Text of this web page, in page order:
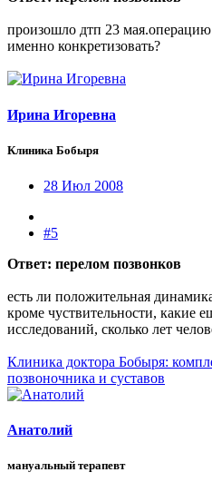
произошло дтп 23
именно конкретизовать?
Ирина Игоревна
Клиника Бобыря
28 Июл 2008
#5
Ответ: перелом позвонков
есть ли положительная
кроме чуствительности, какие
исследований, сколько лет
Клиника доктора Бобыря:
позвоночника и суставов
Анатолий
мануальный терапевт